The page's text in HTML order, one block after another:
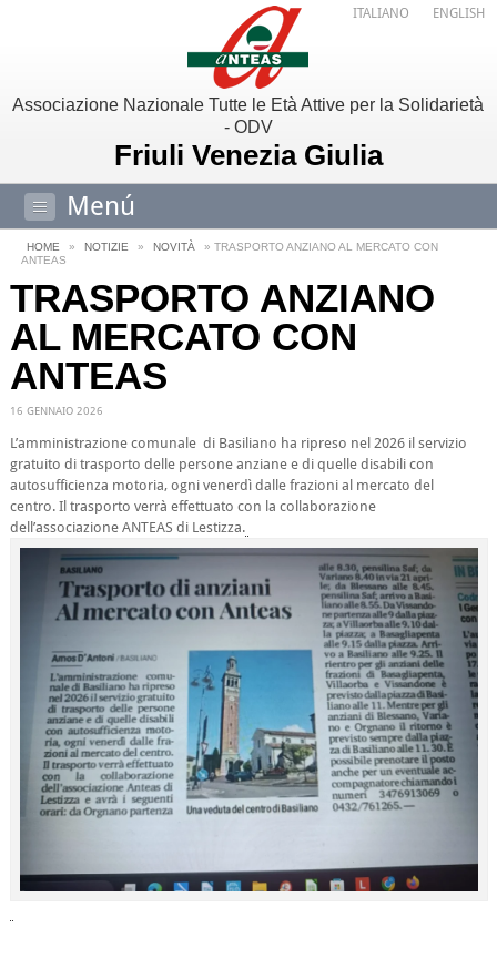
Associazione Nazionale Tutte le Età Attive per la Solidarietà
- ODV
Friuli Venezia Giulia
Menú
ITALIANO ENGLISH
HOME » NOTIZIE » NOVITÀ
» TRASPORTO ANZIANO AL MERCATO CON
ANTEAS
TRASPORTO ANZIANO
AL MERCATO CON
ANTEAS
16 GENNAIO 2026
L’amministrazione comunale di Basiliano ha ripreso nel 2026 il servizio
gratuito di trasporto delle persone anziane e di quelle disabili con
autosufficienza motoria, ogni venerdì dalle frazioni al mercato del
centro. Il trasporto verrà effettuato con la collaborazione
dell’associazione ANTEAS di Lestizza.